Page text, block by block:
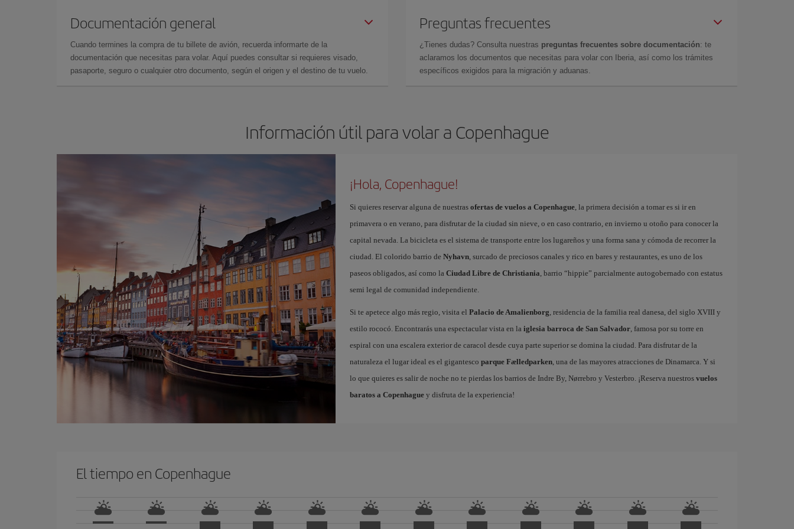
Documentación general
Cuando termines la compra de tu billete de avión, recuerda informarte de la
documentación que necesitas para volar. Aquí puedes consultar si requieres visado,
pasaporte, seguro o cualquier otro documento, según el origen y el destino de tu vuelo.
Preguntas frecuentes
¿Tienes dudas? Consulta nuestras preguntas frecuentes sobre documentación: te
aclaramos los documentos que necesitas para volar con Iberia, así como los trámites
específicos exigidos para la migración y aduanas.
Información útil para volar a Copenhague
¡Hola, Copenhague!
Si quieres reservar alguna de nuestras ofertas de vuelos a Copenhague, la primera decisión a tomar es si ir en
primavera o en verano, para disfrutar de la ciudad sin nieve, o en caso contrario, en invierno u otoño para conocer la
capital nevada. La bicicleta es el sistema de transporte entre los lugareños y una forma sana y cómoda de recorrer la
ciudad. El colorido barrio de Nyhavn, surcado de preciosos canales y rico en bares y restaurantes, es uno de los
paseos obligados, así como la Ciudad Libre de Christiania, barrio “hippie” parcialmente autogobernado con estatus
semi legal de comunidad independiente.
Si te apetece algo más regio, visita el Palacio de Amalienborg, residencia de la familia real danesa, del siglo XVIII y
estilo rococó. Encontrarás una espectacular vista en la iglesia barroca de San Salvador, famosa por su torre en
espiral con una escalera exterior de caracol desde cuya parte superior se domina la ciudad. Para disfrutar de la
naturaleza el lugar ideal es el gigantesco parque Fælledparken, una de las mayores atracciones de Dinamarca. Y si
lo que quieres es salir de noche no te pierdas los barrios de Indre By, Nørrebro y Vesterbro. ¡Reserva nuestros vuelos
baratos a Copenhaguey disfruta de la experiencia!
El tiempo en Copenhague